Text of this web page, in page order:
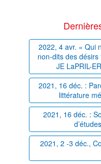
2022, 4 avr. « Qui
non-dits des
JE LaPRIL-
2021, 16 déc. :
littérature
2021, 16 déc. :
2021, 2 -3 déc.,